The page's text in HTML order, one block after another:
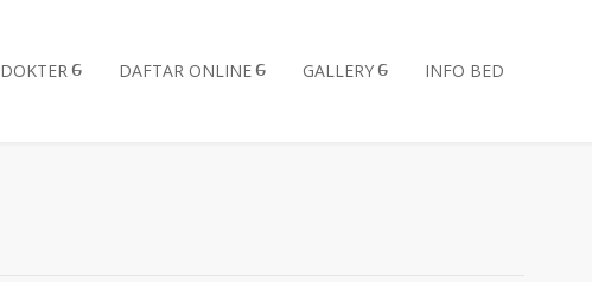
DOKTER DAFTAR ONLINE GALLERY INFO BED